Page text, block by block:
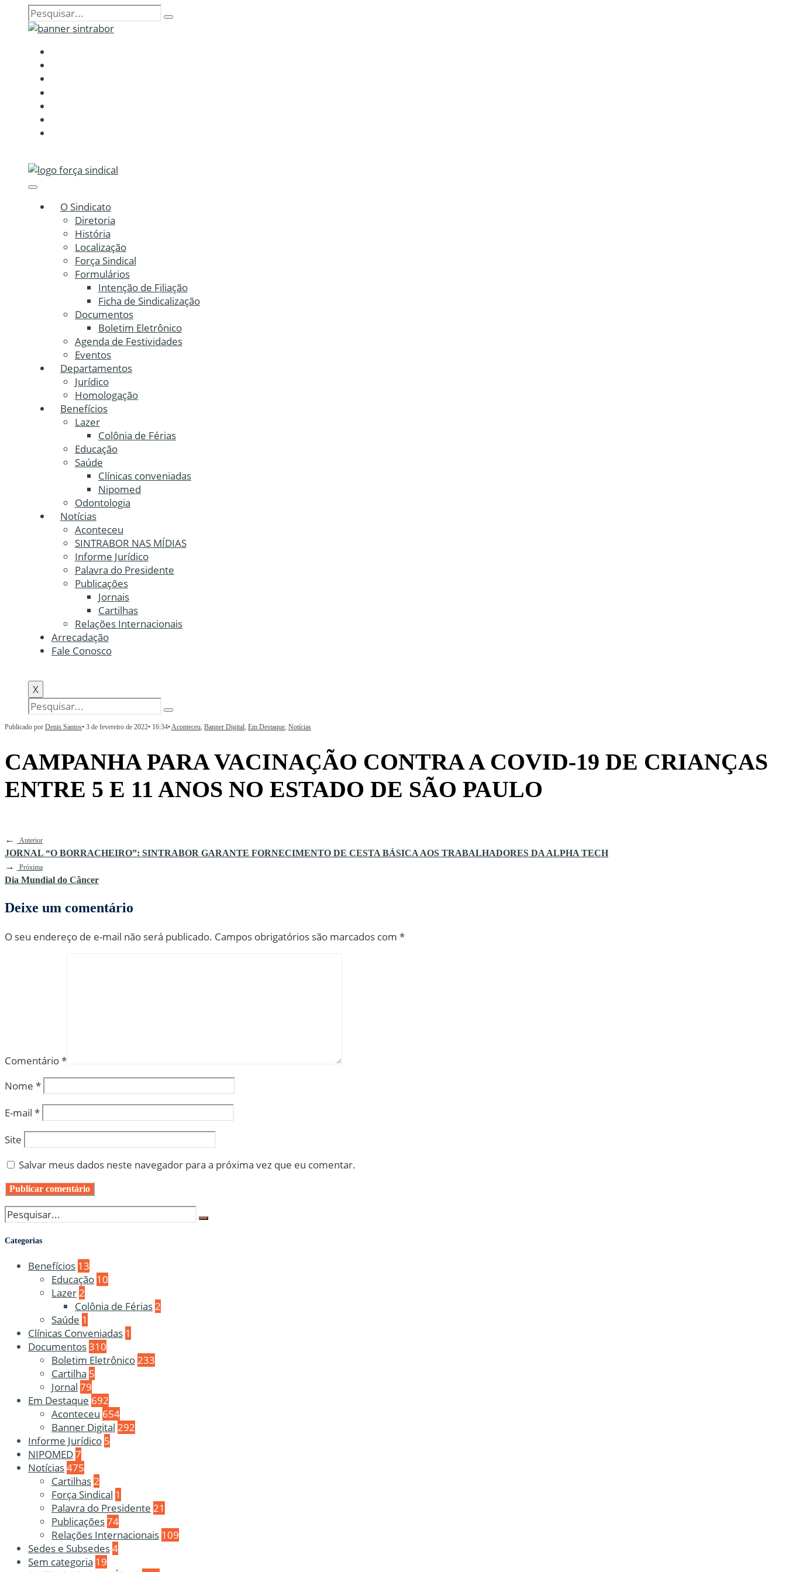
O Sindicato
Diretoria
História
Localização
Força Sindical
Formulários
Intenção de Filiação
Ficha de Sindicalização
Documentos
Boletim Eletrônico
Agenda de Festividades
Eventos
Departamentos
Jurídico
Homologação
Benefícios
Lazer
Colônia de Férias
Educação
Saúde
Clínicas conveniadas
Nipomed
Odontologia
Notícias
Aconteceu
SINTRABOR NAS MÍDIAS
Informe Jurídico
Palavra do Presidente
Publicações
Jornais
Cartilhas
Relações Internacionais
Arrecadação
Fale Conosco
X
Publicado por Denis Santos• 3 de fevereiro de 2022• 16:34•Aconteceu, Banner Digital, Em Destaque, Notícias
CAMPANHA PARA VACINAÇÃO CONTRA A COVID-19 DE CRIANÇAS
ENTRE 5 E 11 ANOS NO ESTADO DE SÃO PAULO
← Anterior
JORNAL “O BORRACHEIRO”: SINTRABOR GARANTE FORNECIMENTO DE CESTA BÁSICA AOS TRABALHADORES DA ALPHA TECH
→ Próxima
Dia Mundial do Câncer
Deixe um comentário
O seu endereço de e-mail não será publicado. Campos obrigatórios são marcados com *
Comentário*
Nome *
E-mail *
Site
Salvar meus dados neste navegador para a próxima vez que eu comentar.
Categorias
Benefícios 13
Educação 10
Lazer2
Colônia de Férias2
Saúde 1
Clínicas Conveniadas 1
Documentos310
Boletim Eletrônico233
Cartilha 5
Jornal 79
Em Destaque 692
Aconteceu 654
Banner Digital 292
Informe Jurídico 5
NIPOMED7
Notícias475
Cartilhas2
Força Sindical 1
Palavra do Presidente 21
Publicações74
Relações Internacionais 109
Sedes e Subsedes4
Sem categoria 19